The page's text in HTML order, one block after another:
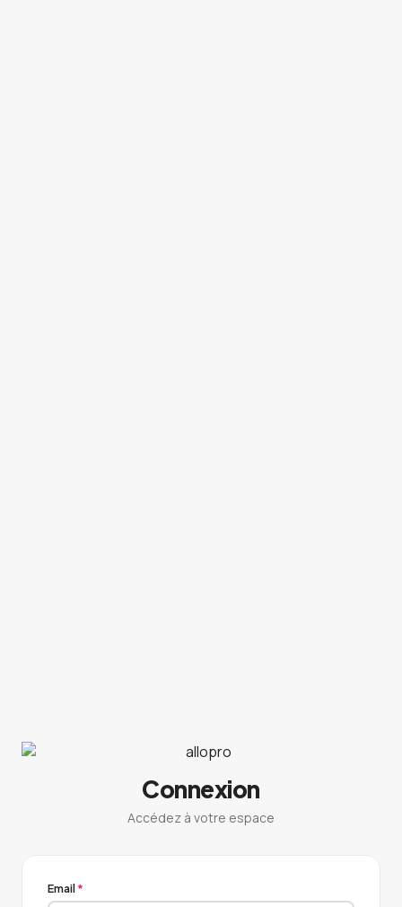
Connexion
Accédez à votre espace
Email*